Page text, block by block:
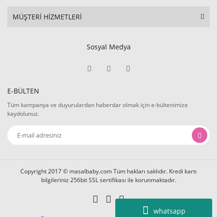
whatsapp
MÜŞTERİ HİZMETLERİ
Sosyal Medya
E-BÜLTEN
Tüm kampanya ve duyurulardan haberdar olmak için e-bültenimize
kaydolunuz.
Copyright 2017 © masalbaby.com Tüm hakları saklıdır. Kredi kartı
bilgileriniz 256bit SSL sertifikası ile korunmaktadır.